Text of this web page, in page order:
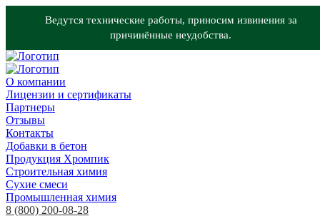
Ведутся технические работы, приносим извинения за
причинённые неудобства.
О компании
Лицензии и сертификаты
Партнеры
Отзывы
Контакты
Добавки в бетон
Продукция Хромпик
Строительная химия
Сухие смеси
Промышленная химия
8 (800) 200-08-28